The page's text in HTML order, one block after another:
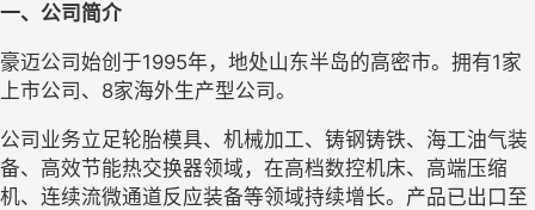
一、 公司简介
豪迈公司始创于1995年，地处山东半岛的高密市。拥有1家
上市公司、8家海外生产型公司。
公司业务立足轮胎模具、机械加工、铸钢铸铁、海工油气装
备、高效节能热交换器领域，在高档数控机床、高端压缩
机、连续流微通道反应装备等领域持续增长。产品已出口至